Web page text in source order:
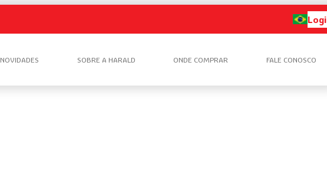
NOVIDADES SOBRE A HARALD ONDE COMPRAR FALE CONOSCO